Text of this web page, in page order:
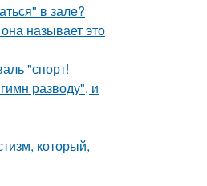
в зале?
называет это
"спорт!
разводу", и
который,